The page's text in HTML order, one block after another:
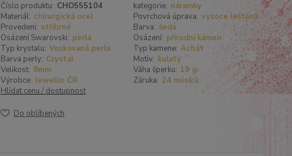
Číslo produktu: CHO555104 kategorie: náramky
Materiál: chirurgická ocel Povrchová úprava: vysoce leštěná
Provedení: stříbrné Barva: šedá
Osázení Swarovski: perla Osázení: přírodní kámen
Typ krystalu: Voskovaná perla Typ kamene: Achát
Barva perly: Crystal Motiv: kulatý
Velikost: 8mm Váha šperku: 19 g
Výrobce: Jewellis ČR Záruka: 24 měsíců
Hlídat cenu / dostupnost
Do oblíbených